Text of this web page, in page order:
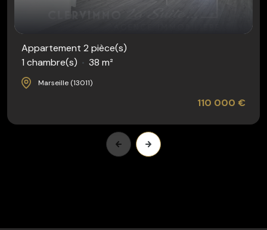
Appartement 2 pièce(s)
1 chambre(s)
38 m²
Marseille (13011)
110 000 €